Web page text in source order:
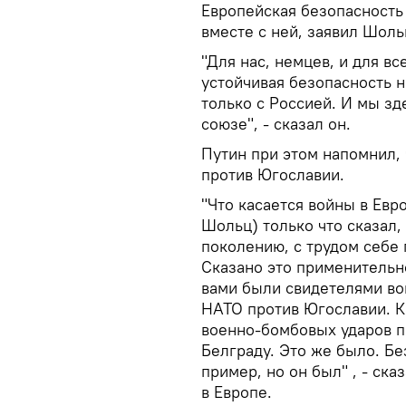
Европейская
вместе с ней, заявил
"Для нас, немцев, и для
устойчивая
только с Россией. И мы
союзе", - сказал он.
Путин при этом
против Югославии.
"Что касается войны в
Шольц) только что
поколению, с трудом себе
Сказано это
вами были свидетелями
НАТО против Югославии.
военно-бомбовых ударов
Белграду. Это же было.
пример, но он был" , -
в Европе.